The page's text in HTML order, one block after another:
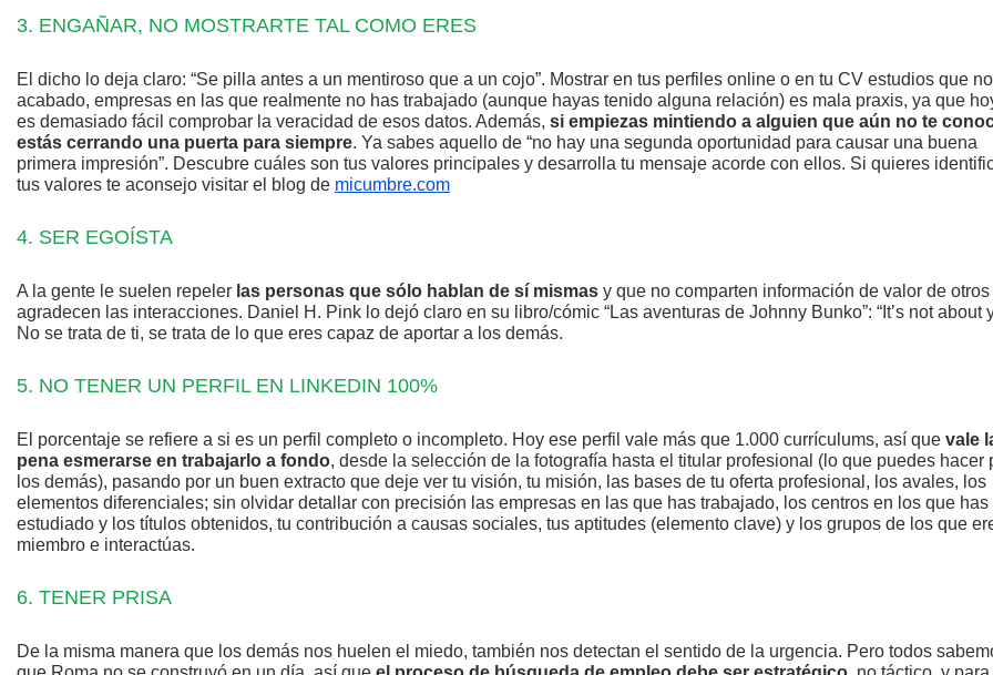
ENGAÑAR, NO MOSTRARTE TAL COMO ERES
El dicho lo deja claro: “Se pilla antes a un mentiroso que a un cojo”. Mostrar en tus perfiles online o en tu CV estudios que
acabado, empresas en las que realmente no has trabajado (aunque hayas tenido alguna relación) es mala praxis, ya que
es demasiado fácil comprobar la veracidad de esos datos. Además, si empiezas mintiendo a alguien que aún no te
estás cerrando una puerta para siempre. Ya sabes aquello de “no hay una segunda oportunidad para causar una buena
primera impresión”. Descubre cuáles son tus valores principales y desarrolla tu mensaje acorde con ellos. Si quieres
tus valores te aconsejo visitar el blog de micumbre.com
SER EGOÍSTA
A la gente le suelen repeler las personas que sólo hablan de sí mismas y que no comparten información de valor de otros
agradecen las interacciones. Daniel H. Pink lo dejó claro en su libro/cómic “Las aventuras de Johnny Bunko”: “It’s not about
No se trata de ti, se trata de lo que eres capaz de aportar a los demás.
NO TENER UN PERFIL EN LINKEDIN 100%
El porcentaje se refiere a si es un perfil completo o incompleto. Hoy ese perfil vale más que 1.000 currículums, así que vale
pena esmerarse en trabajarlo a fondo, desde la selección de la fotografía hasta el titular profesional (lo que puedes hacer
los demás), pasando por un buen extracto que deje ver tu visión, tu misión, las bases de tu oferta profesional, los avales, los
elementos diferenciales; sin olvidar detallar con precisión las empresas en las que has trabajado, los centros en los que has
estudiado y los títulos obtenidos, tu contribución a causas sociales, tus aptitudes (elemento clave) y los grupos de los que
miembro e interactúas.
TENER PRISA
De la misma manera que los demás nos huelen el miedo, también nos detectan el sentido de la urgencia. Pero todos